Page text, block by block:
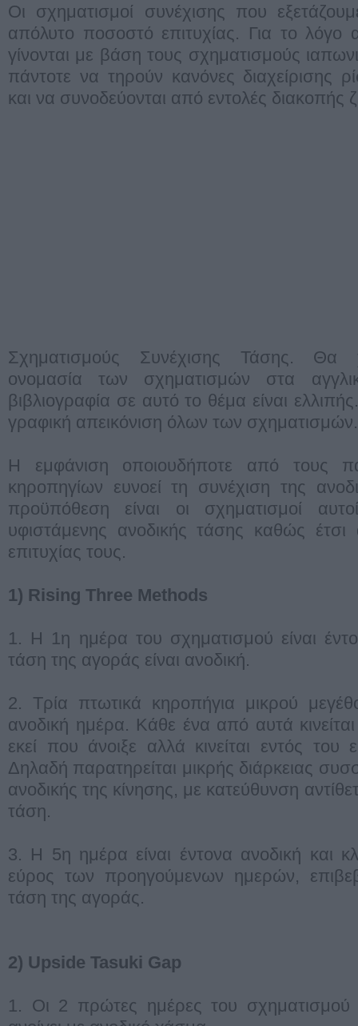
Οι σχηματισμοί συνέχισης που
απόλυτο ποσοστό επιτυχίας. Για το λόγο
γίνονται με βάση τους σχηματισμούς
πάντοτε να τηρούν κανόνες διαχείρισης
και να συνοδεύονται από εντολές διακοπής
Σχηματισμούς Συνέχισης Τάσης. Θα
ονομασία των σχηματισμών στα
βιβλιογραφία σε αυτό το θέμα είναι
γραφική απεικόνιση όλων των σχηματισμών.
Η εμφάνιση οποιουδήποτε από τους
κηροπηγίων ευνοεί τη συνέχιση της
προϋπόθεση είναι οι σχηματισμοί
υφιστάμενης ανοδικής τάσης καθώς
επιτυχίας τους.
1) Rising Three Methods
1. Η 1η ημέρα του σχηματισμού είναι
τάση της αγοράς είναι ανοδική.
2. Τρία πτωτικά κηροπήγια μικρού
ανοδική ημέρα. Κάθε ένα από αυτά
εκεί που άνοιξε αλλά κινείται εντός
Δηλαδή παρατηρείται μικρής διάρκειας
ανοδικής της κίνησης, με κατεύθυνση
τάση.
3. Η 5η ημέρα είναι έντονα ανοδική και
εύρος των προηγούμενων ημερών,
τάση της αγοράς.
2) Upside Tasuki Gap
1. Οι 2 πρώτες ημέρες του σχηματισμού